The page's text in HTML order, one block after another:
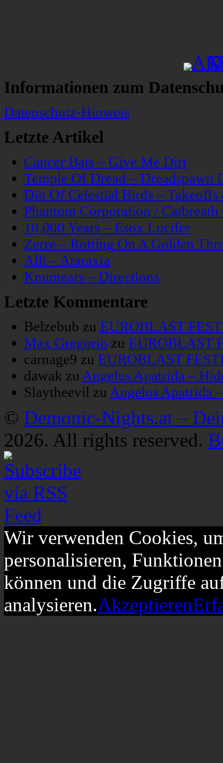
Informationen zum
Datenschutz-Hinweis
Letzte Artikel
Cancer Bats – Give Me Dirt
Temple Of Dread – Dreadspawn
Din Of Celestial Birds –
Phantom Corporation /
10,000 Years – Esox Lucifer
Zerre – Rotting On A Golden
Allt – Ataraxia
Knumears – Directions
Letzte Kommentare
Belzebub zu EUROBLAST
Max Gregorio zu EUROBLAST
carnage9 zu EUROBLAST
dawak zu Angelus Apatrida –
Slaytheevil zu Angelus Apatrida
© Demonic-Nights.at –
2026. All rights reserved.
Wir verwenden Cookies,
personalisieren,
können und die Zugriffe
analysieren.Akzeptieren